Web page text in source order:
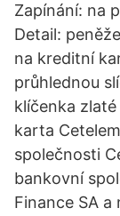
Zapínání: na
Detail:
na kreditní
průhlednou
klíčenka
karta
společnosti
bankovní
Finance SA